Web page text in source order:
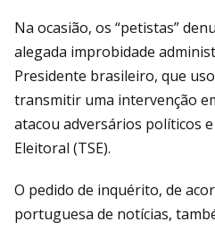
Na ocasião, os “petistas”
alegada improbidade
Presidente brasileiro, que
transmitir uma intervenção
atacou adversários políticos
Eleitoral (TSE).
O pedido de inquérito, de
portuguesa de notícias,